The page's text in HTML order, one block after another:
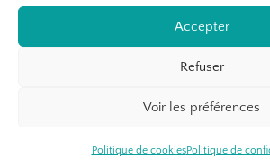
Accepter
Refuser
Voir les préférences
Politique de cookiesPolitique de